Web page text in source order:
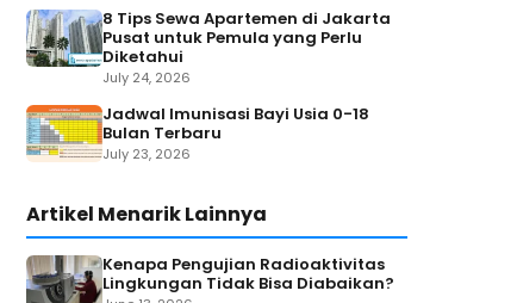
8 Tips Sewa Apartemen di Jakarta
Pusat untuk Pemula yang Perlu
Diketahui
July 24, 2026
Jadwal Imunisasi Bayi Usia 0-18
Bulan Terbaru
July 23, 2026
Artikel Menarik Lainnya
Kenapa Pengujian Radioaktivitas
Lingkungan Tidak Bisa Diabaikan?